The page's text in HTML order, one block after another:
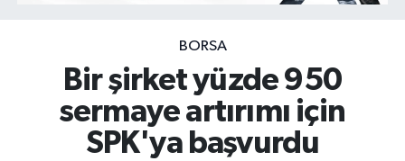
BORSA
Bir şirket yüzde 950
sermaye artırımı için
SPK'ya başvurdu
Şirket Haberleri